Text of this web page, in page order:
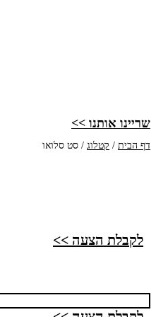
שריינו אותנו >>
דף הבית / קטלוג / סט סלואו
לקבלת הצעה >>